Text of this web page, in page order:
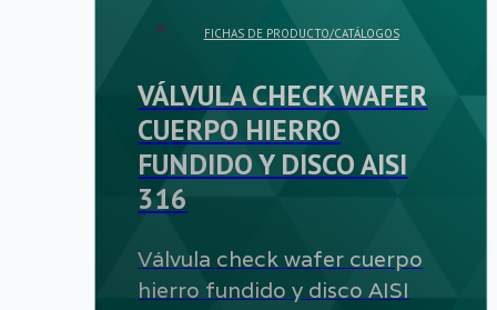
FICHAS DE PRODUCTO/CATÁLOGOS
VÁLVULA CHECK WAFER
CUERPO HIERRO
FUNDIDO Y DISCO AISI
316
Válvula check wafer cuerpo
hierro fundido y disco AISI